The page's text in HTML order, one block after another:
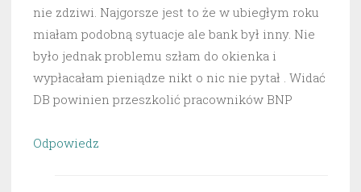
nie zdziwi. Najgorsze jest to że w ubiegłym roku
miałam podobną sytuacje ale bank był inny. Nie
było jednak problemu szłam do okienka i
wypłacałam pieniądze nikt o nic nie pytał . Widać
DB powinien przeszkolić pracowników BNP
Odpowiedz